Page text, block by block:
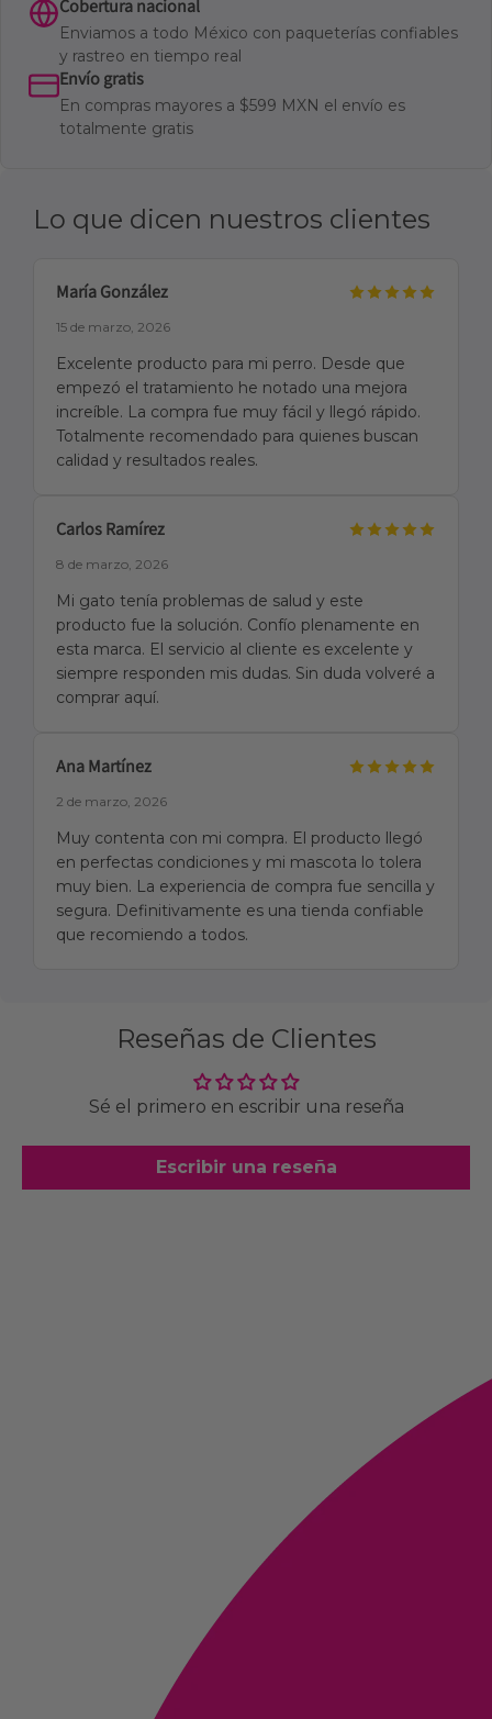
Cobertura nacional
Enviamos a todo México con paqueterías confiables
y rastreo en tiempo real
Envío gratis
En compras mayores a $599 MXN el envío es
totalmente gratis
Lo que dicen nuestros clientes
María González
15 de marzo, 2026
Excelente producto para mi perro. Desde que
empezó el tratamiento he notado una mejora
increíble. La compra fue muy fácil y llegó rápido.
Totalmente recomendado para quienes buscan
calidad y resultados reales.
Carlos Ramírez
8 de marzo, 2026
Mi gato tenía problemas de salud y este
producto fue la solución. Confío plenamente en
esta marca. El servicio al cliente es excelente y
siempre responden mis dudas. Sin duda volveré a
comprar aquí.
Ana Martínez
2 de marzo, 2026
Muy contenta con mi compra. El producto llegó
en perfectas condiciones y mi mascota lo tolera
muy bien. La experiencia de compra fue sencilla y
segura. Definitivamente es una tienda confiable
que recomiendo a todos.
Reseñas de Clientes
Sé el primero en escribir una reseña
Escribir una reseña